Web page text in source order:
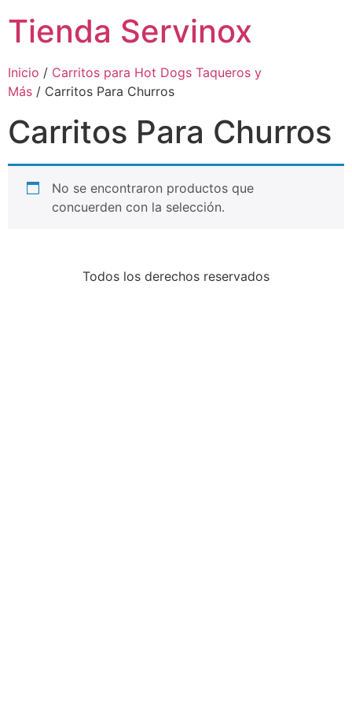
Tienda Servinox
Inicio / Carritos para Hot Dogs Taqueros y
Más / Carritos Para Churros
Carritos Para Churros
No se encontraron productos que
concuerden con la selección.
Todos los derechos reservados